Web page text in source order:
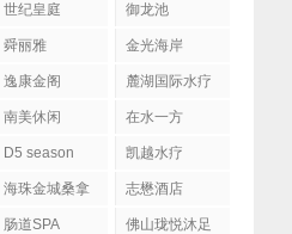
世纪皇庭 御龙池
舜丽雅 金光海岸
逸康金阁 麓湖国际水疗
南美休闲 在水一方
D5 season 凯越水疗
海珠金城桑拿 志懋酒店
肠道SPA 佛山珑悦沐足